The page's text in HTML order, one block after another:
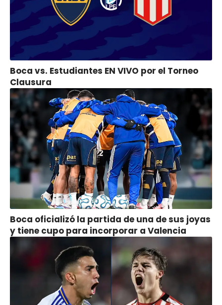
Boca vs. Estudiantes EN VIVO por el Torneo
Clausura
Boca oficializó la partida de una de sus joyas
y tiene cupo para incorporar a Valencia